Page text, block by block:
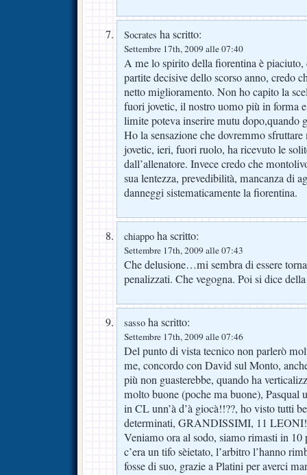
Socrates ha scritto:
Settembre 17th, 2009 alle 07:40
A me lo spirito della fiorentina è piaciuto,
partite decisive dello scorso anno, credo
netto miglioramento. Non ho capito la
fuori jovetic, il nostro uomo più in forma
limite poteva inserire mutu dopo,quando
Ho la sensazione che dovremmo
jovetic, ieri, fuori ruolo, ha ricevuto le
dall’allenatore. Invece credo che
sua lentezza, prevedibilità, mancanza di
danneggi sistematicamente la fiorentina.
chiappo ha scritto:
Settembre 17th, 2009 alle 07:43
Che delusione…mi sembra di essere
penalizzati. Che vegogna. Poi si dice
sasso ha scritto:
Settembre 17th, 2009 alle 07:46
Del punto di vista tecnico non parlerò
me, concordo con David sul Monto,
più non guasterebbe, quando ha
molto buone (poche ma buone), Pasqual
in CL unn’à d’à giocà!!??, ho visto tutti
determinati, GRANDISSIMI, 11
Veniamo ora al sodo, siamo rimasti in 10
c’era un tifo sèietato, l’arbitro l’hanno
fosse di suo, grazie a Platini per averci